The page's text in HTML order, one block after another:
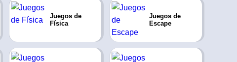
Juegos de
Física
Juegos de
Escape